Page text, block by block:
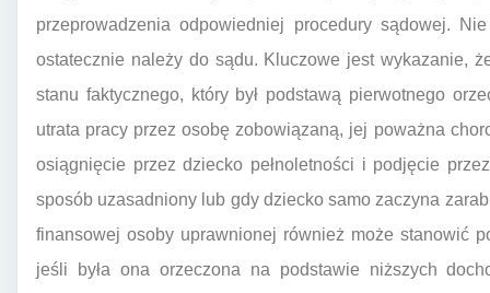
przeprowadzenia odpowiedniej procedury sądowej.
ostatecznie należy do sądu. Kluczowe jest wykazanie,
stanu faktycznego, który był podstawą pierwotnego
utrata pracy przez osobę zobowiązaną, jej poważna
osiągnięcie przez dziecko pełnoletności i podjęcie
sposób uzasadniony lub gdy dziecko samo zaczyna
finansowej osoby uprawnionej również może stanowić
jeśli była ona orzeczona na podstawie niższych